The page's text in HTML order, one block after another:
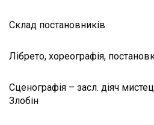
Склад постановників
Лібрето, хореографія,
Сценографія – засл. діяч
Злобін